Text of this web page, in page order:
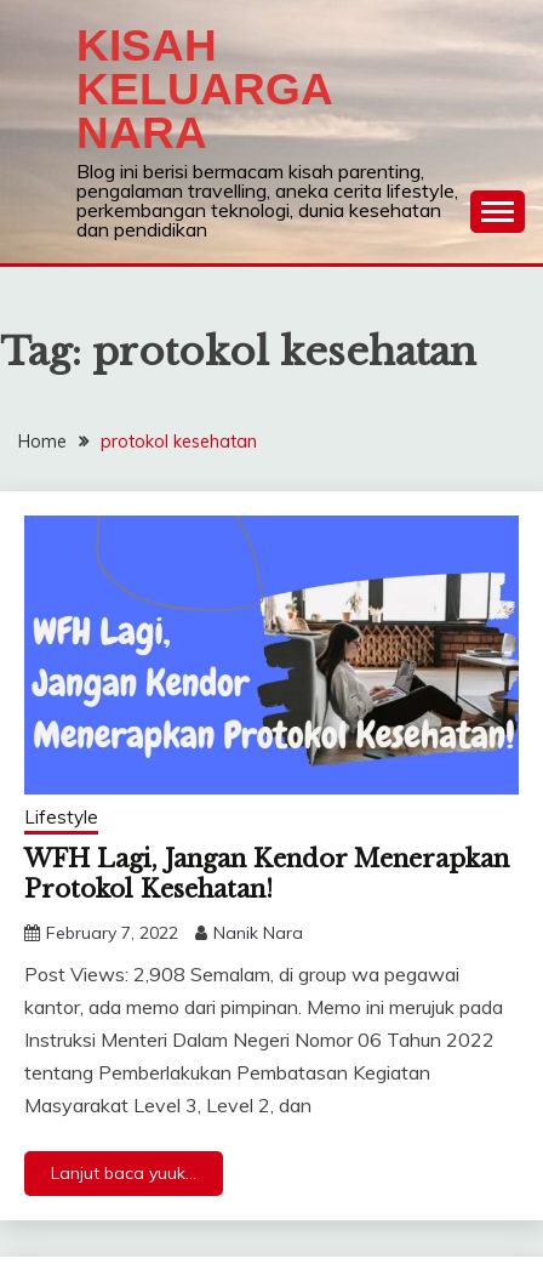
KISAH
KELUARGA
NARA
Blog ini berisi bermacam kisah parenting,
pengalaman travelling, aneka cerita lifestyle,
perkembangan teknologi, dunia kesehatan
dan pendidikan
Tag: protokol kesehatan
Home protokol kesehatan
Lifestyle
WFH Lagi, Jangan Kendor Menerapkan
Protokol Kesehatan!
February 7, 2022 Nanik Nara
Post Views: 2,908 Semalam, di group wa pegawai
kantor, ada memo dari pimpinan. Memo ini merujuk pada
Instruksi Menteri Dalam Negeri Nomor 06 Tahun 2022
tentang Pemberlakukan Pembatasan Kegiatan
Masyarakat Level 3, Level 2, dan
Lanjut baca yuuk...